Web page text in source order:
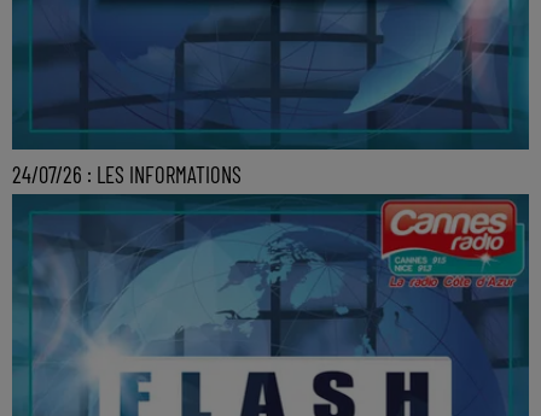
24/07/26 : LES INFORMATIONS